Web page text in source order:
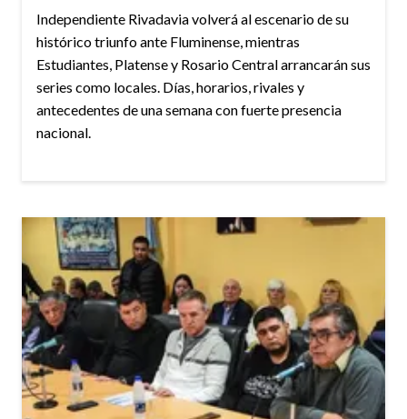
Independiente Rivadavia volverá al escenario de su
histórico triunfo ante Fluminense, mientras
Estudiantes, Platense y Rosario Central arrancarán sus
series como locales. Días, horarios, rivales y
antecedentes de una semana con fuerte presencia
nacional.